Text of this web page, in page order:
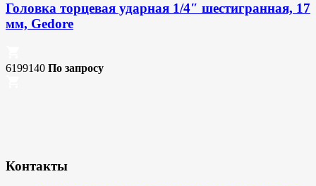
Головка торцевая ударная 1/4″ шестигранная, 17
мм, Gedore
6199140 По запросу
Контакты